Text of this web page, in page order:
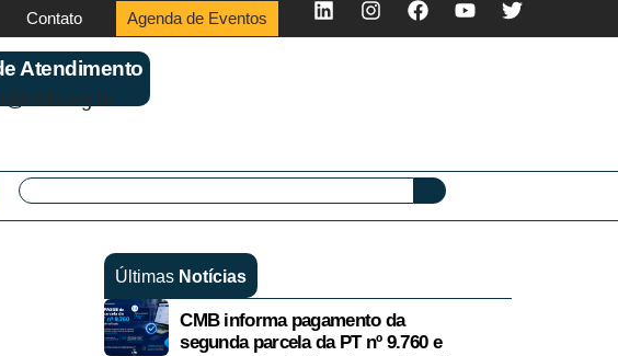
Contato Agenda de Eventos
Atendimento
Últimas Notícias
CMB informa pagamento da
segunda parcela da PT nº 9.760 e